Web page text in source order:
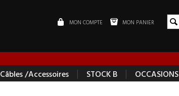
MON PANIER
MON COMPTE
Câbles /Accessoires | STOCK B | OCCASIONS